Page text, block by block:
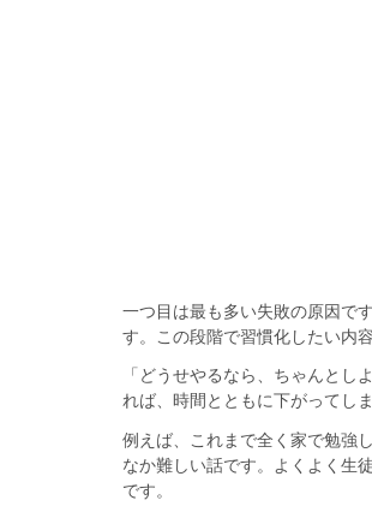
一つ目は最も多い失敗の原因です
す。この段階で習慣化したい内
「どうせやるなら、ちゃんと
れば、時間とともに下がってし
例えば、これまで全く家で勉強
なか難しい話です。よくよく生
です。